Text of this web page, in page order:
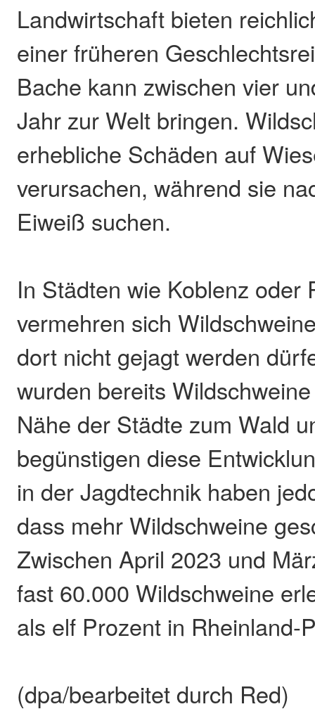
Landwirtschaft bieten
einer früheren
Bache kann zwischen vier
Jahr zur Welt bringen.
erhebliche Schäden auf
verursachen, während sie
Eiweiß suchen.
In Städten wie Koblenz oder
vermehren sich
dort nicht gejagt werden
wurden bereits
Nähe der Städte zum Wald
begünstigen diese
in der Jagdtechnik haben
dass mehr Wildschweine
Zwischen April 2023 und
fast 60.000 Wildschweine
als elf Prozent in Rheinland-
(dpa/bearbeitet durch Red)